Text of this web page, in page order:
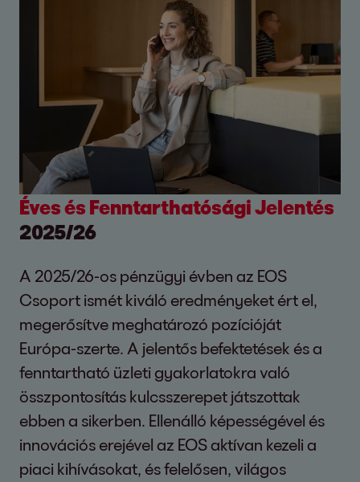
Éves és Fenntarthatósági Jelentés
2025/26
A 2025/26-os pénzügyi évben az EOS
Csoport ismét kiváló eredményeket ért el,
megerősítve meghatározó pozícióját
Európa-szerte. A jelentős befektetések és a
fenntartható üzleti gyakorlatokra való
összpontosítás kulcsszerepet játszottak
ebben a sikerben. Ellenálló képességével és
innovációs erejével az EOS aktívan kezeli a
piaci kihívásokat, és felelősen, világos